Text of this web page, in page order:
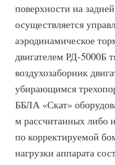
поверхности на
осуществляется
аэродинамическое
двигателем РД-5000Б
воздухозаборник
убирающимся
ББЛА «Скат»
м рассчитанных либо
по корректируемой
нагрузки аппарата